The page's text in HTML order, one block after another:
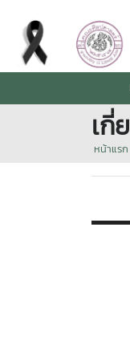
เกี่
หน้าแรก